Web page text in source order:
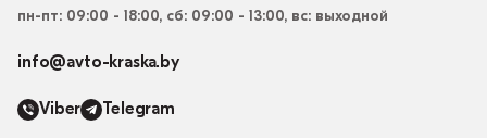
пн-пт: 09:00 - 18:00, сб: 09:00 - 13:00, вс: выходной
info@avto-kraska.by
Viber Telegram